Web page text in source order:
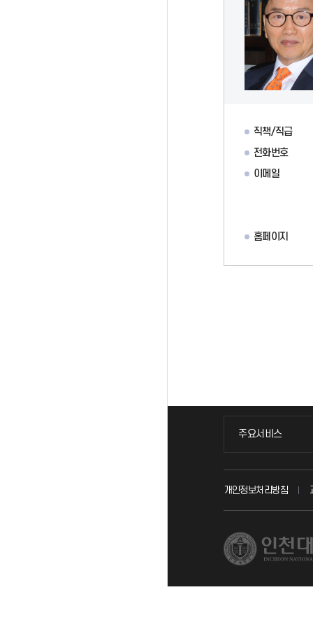
직책/직급
전화번호
이메일
홈페이지
주요서비스
주요서비스
교무회의방송
시설예약
개인정보처리방침